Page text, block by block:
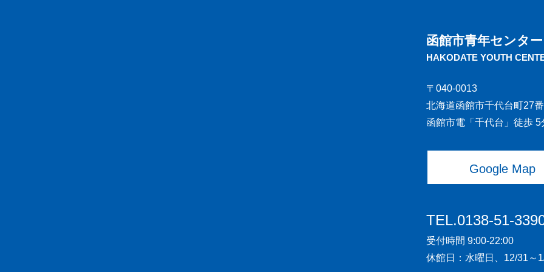
函館市青年センター
HAKODATE YOUTH
〒040-0013
北海道函館市千代台町27
函館市電「千代台」徒歩 5
Google Map
TEL.0138-51-
受付時間 9:00-22:00
休館日：水曜日、12/31～